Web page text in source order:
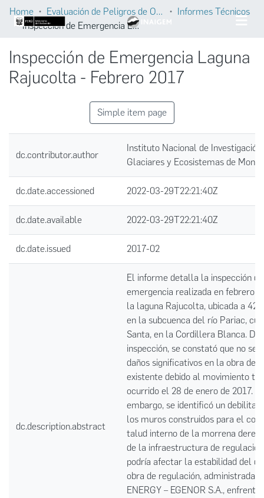
Home Evaluación de Peligros de Origen Glaciar
Informes Técnicos
Inspección de Emergencia Laguna Rajucolta - Febrero 2017
Inspección de Emergencia Laguna
Rajucolta - Febrero 2017
Simple item page
dc.contributor.author
Instituto Nacional de Investigación
Glaciares y Ecosistemas de
dc.date.accessioned 2022-03-29T22:21:40Z
dc.date.available 2022-03-29T22:21:40Z
dc.date.issued 2017-02
dc.description.abstract
El informe detalla la inspección de
emergencia realizada en febrero
la laguna Rajucolta, ubicada a
en la subcuenca del río Pariac,
Santa, en la Cordillera Blanca.
inspección, se constató que no se
daños significativos en la obra de
existente debido al movimiento
ocurrido el 28 de enero de 2017.
embargo, se identificó un
los muros construidos para el
talud interno de la morrena
de la infraestructura de
podría afectar la estabilidad del
obra de regulación, administrada
ENERGY – EGENOR S.A., enfrenta